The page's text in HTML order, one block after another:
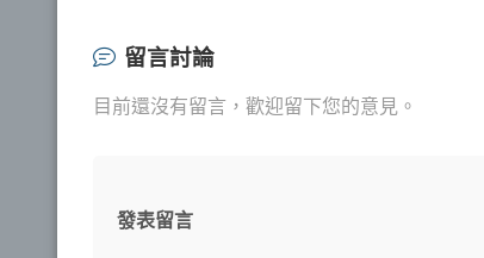
留言討論
目前還沒有留言，歡迎留下您的意見。
發表留言